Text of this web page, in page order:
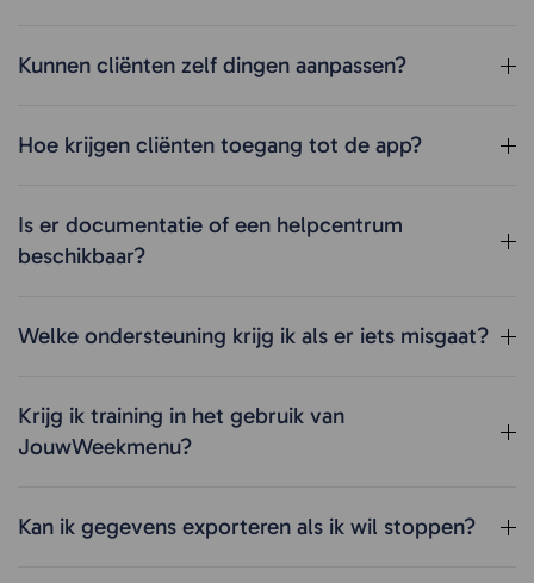
Kunnen cliënten zelf dingen aanpassen?
Hoe krijgen cliënten toegang tot de app?
Is er documentatie of een helpcentrum
beschikbaar?
Welke ondersteuning krijg ik als er iets misgaat?
Krijg ik training in het gebruik van
JouwWeekmenu?
Kan ik gegevens exporteren als ik wil stoppen?